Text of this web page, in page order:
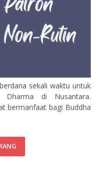
sekali waktu untuk
Dharma di Nusantara.
bermanfaat bagi Buddha